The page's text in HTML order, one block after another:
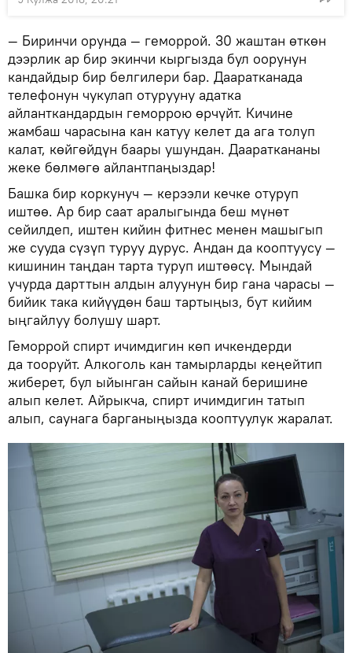
— Биринчи орунда — геморрой. 30 жаштан өткөн
дээрлик ар бир экинчи кыргызда бул оорунун
кандайдыр бир белгилери бар. Дааратканада
телефонун чукулап отурууну адатка
айланткандардын геморрою өрчүйт. Кичине
жамбаш чарасына кан катуу келет да ага толуп
калат, көйгөйдүн баары ушундан. Даараткананы
жеке бөлмөгө айлантпаңыздар!
Башка бир коркунуч — керээли кечке отуруп
иштөө. Ар бир саат аралыгында беш мүнөт
сейилдеп, иштен кийин фитнес менен машыгып
же сууда сүзүп туруу дурус. Андан да кооптуусу —
кишинин таңдан тарта туруп иштөөсү. Мындай
учурда дарттын алдын алуунун бир гана чарасы —
бийик така кийүүдөн баш тартыңыз, бут кийим
ыңгайлуу болушу шарт.
Геморрой спирт ичимдигин көп ичкендерди
да тооруйт. Алкоголь кан тамырларды кеңейтип
жиберет, бул ыйынган сайын канай беришине
алып келет. Айрыкча, спирт ичимдигин татып
алып, саунага барганыңызда кооптуулук жаралат.